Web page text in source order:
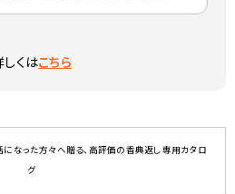
しくはこちら
なった方々へ贈る、高評価の香典返し専用カタロ
グ